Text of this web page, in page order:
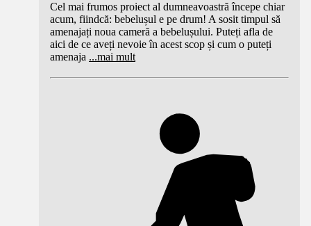
Cel mai frumos proiect al dumneavoastră începe chiar
acum, fiindcă: bebelușul e pe drum! A sosit timpul să
amenajați noua cameră a bebelușului. Puteți afla de
aici de ce aveți nevoie în acest scop și cum o puteți
amenaja ...mai mult